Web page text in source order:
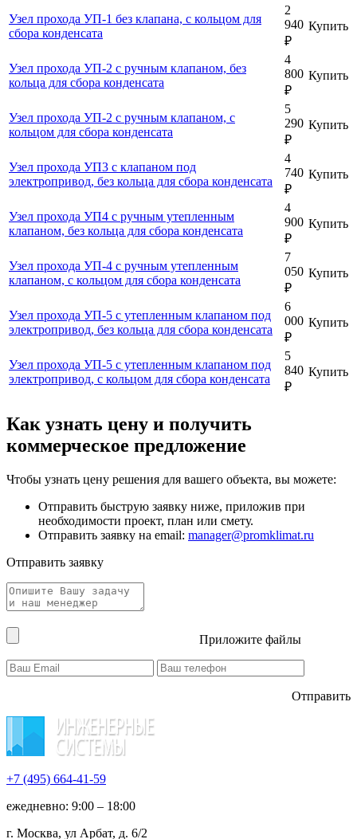
Узел прохода УП-1 без клапана, с кольцом для
сбора конденсата
2
940
₽
Купить
Узел прохода УП-2 с ручным клапаном, без
кольца для сбора конденсата
4
800
₽
Купить
Узел прохода УП-2 с ручным клапаном, с
кольцом для сбора конденсата
5
290
₽
Купить
Узел прохода УП3 с клапаном под
электропривод, без кольца для сбора конденсата
4
740
₽
Купить
Узел прохода УП4 с ручным утепленным
клапаном, без кольца для сбора конденсата
4
900
₽
Купить
Узел прохода УП-4 с ручным утепленным
клапаном, с кольцом для сбора конденсата
7
050
₽
Купить
Узел прохода УП-5 с утепленным клапаном под
электропривод, без кольца для сбора конденсата
6
000
₽
Купить
Узел прохода УП-5 с утепленным клапаном под
электропривод, с кольцом для сбора конденсата
5
840
₽
Купить
Как узнать цену и получить
коммерческое предложение
Чтобы узнать цену решения для вашего объекта, вы можете:
Отправить быструю заявку ниже, приложив при
необходимости проект, план или смету.
Отправить заявку на email: manager@promklimat.ru
Отправить заявку
Приложите файлы
Отправить
+7 (495) 664-41-59
ежедневно: 9:00 – 18:00
г. Москва, ул Арбат, д. 6/2